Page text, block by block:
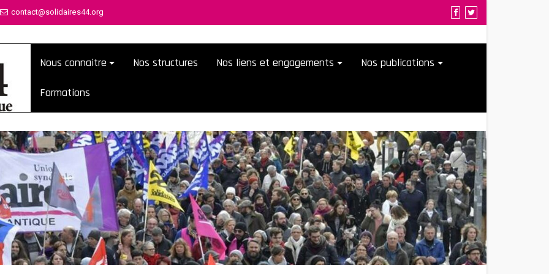
contact@solidaires44.org
Nous connaitre Nos structures Nos liens et engagements Nos publications
Formations